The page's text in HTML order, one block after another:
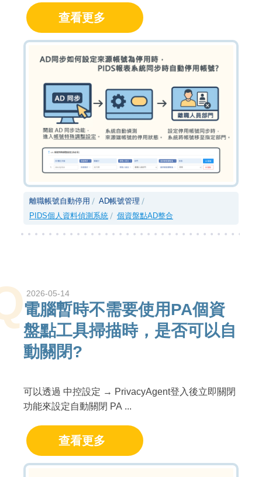
查看更多
離職帳號自動停用
AD帳號管理
PIDS個人資料偵測系統
個資盤點AD整合
2026-05-14
電腦暫時不需要使用PA個資
盤點工具掃描時，是否可以自
動關閉?
可以透過 中控設定 → PrivacyAgent登入後立即關閉
功能來設定自動關閉 PA ...
查看更多